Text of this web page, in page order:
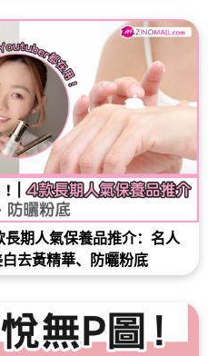
期人氣保養品推介：名人
去黃精華、防曬粉底